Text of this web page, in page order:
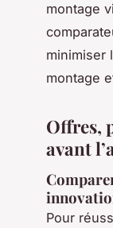
montage
minimiser
montage
Offres,
avant
Pour